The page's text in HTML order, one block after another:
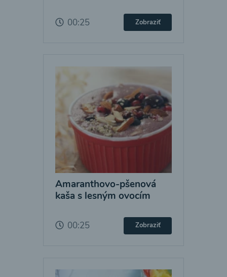
00:25 Zobraziť
Amaranthovo-pšenová
kaša s lesným ovocím
00:25 Zobraziť